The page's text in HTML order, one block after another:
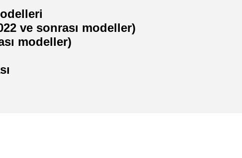
ve sonrası modeller)
modeller)